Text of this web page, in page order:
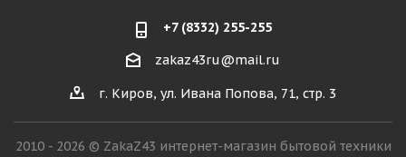
+7 (8332) 255-255
zakaz43ru@mail.ru
г. Киров, ул. Ивана Попова, 71, стр. 3
2010 - 2026 © ZakaZ43 интернет-магазин бытовой техники